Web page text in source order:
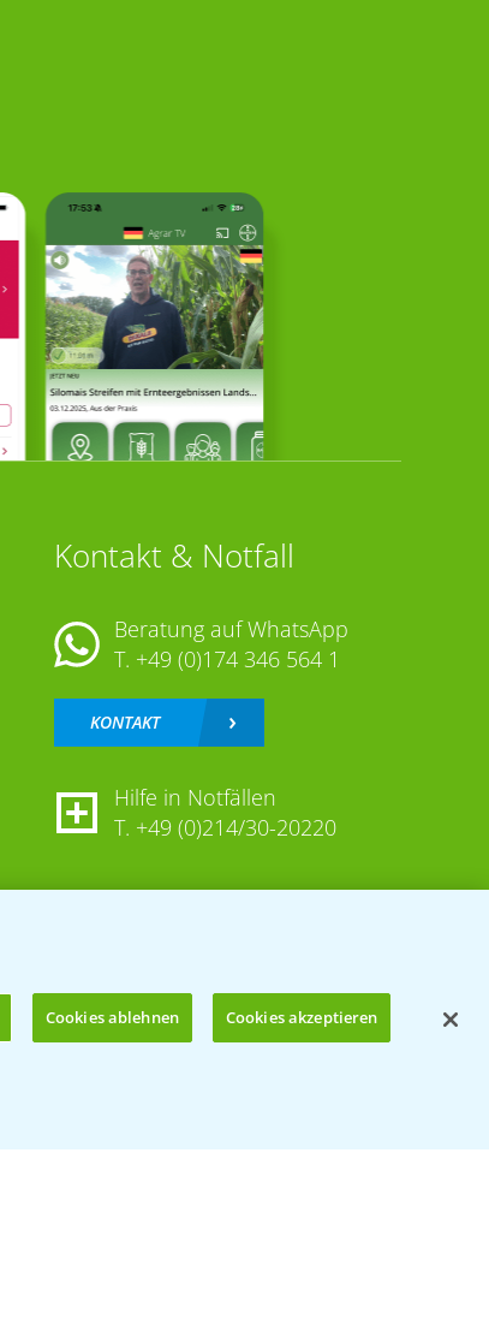
Kontakt & Notfall
Beratung auf WhatsApp
T. +49 (0)174 346 564 1
KONTAKT
Hilfe in Notfällen
T. +49 (0)214/30-20220
Cookies ablehnen Cookies akzeptieren